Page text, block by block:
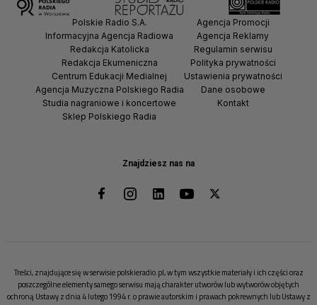
Znajdziesz nas na
Polskie Radio S.A.
Informacyjna Agencja Radiowa
Redakcja Katolicka
Redakcja Ekumeniczna
Centrum Edukacji Medialnej
Agencja Muzyczna Polskiego Radia
Studia nagraniowe i koncertowe
Sklep Polskiego Radia
Agencja Promocji
Agencja Reklamy
Regulamin serwisu
Polityka prywatności
Ustawienia prywatności
Dane osobowe
Kontakt
Treści, znajdujące się w serwisie polskieradio.pl, w tym wszystkie materiały i ich części oraz
poszczególne elementy samego serwisu mają charakter utworów lub wytworów objętych
ochroną Ustawy z dnia 4 lutego 1994 r. o prawie autorskim i prawach pokrewnych lub Ustawy z